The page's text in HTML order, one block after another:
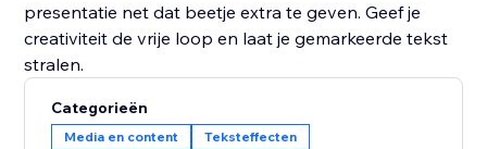
presentatie net dat beetje extra te geven. Geef je
creativiteit de vrije loop en laat je gemarkeerde tekst
stralen.
Categorieën
Media en content Teksteffecten